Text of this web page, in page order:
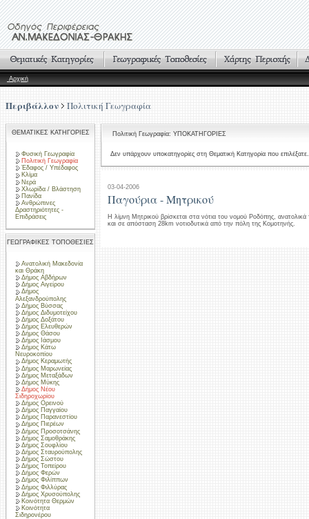
Αρχική
Περιβάλλον Πολιτική Γεωγραφία
ΘΕΜΑΤΙΚΕΣ ΚΑΤΗΓΟΡΙΕΣ
Φυσική Γεωγραφία
Πολιτική Γεωγραφία
Έδαφος / Υπέδαφος
Κλίμα
Νερά
Χλωρίδα / Βλάστηση
Πανίδα
Ανθρώπινες
Δραστηριότητες -
Επιδράσεις
ΓΕΩΓΡΑΦΙΚΕΣ ΤΟΠΟΘΕΣΙΕΣ
Ανατολική Μακεδονία
και Θράκη
Δήμος Αβδήρων
Δήμος Αιγείρου
Δήμος
Αλεξανδρούπολης
Δήμος Βύσσας
Δήμος Διδυμοτείχου
Δήμος Δοξάτου
Δήμος Ελευθερών
Δήμος Θάσου
Δήμος Ιάσμου
Δήμος Κάτω
Νευροκοπίου
Δήμος Κεραμωτής
Δήμος Μαρωνείας
Δήμος Μεταξάδων
Δήμος Μύκης
Δήμος Νέου
Σιδηροχωρίου
Δήμος Ορεινού
Δήμος Παγγαίου
Δήμος Παρανεστίου
Δήμος Πιερέων
Δήμος Προσοτσάνης
Δήμος Σαμοθράκης
Δήμος Σουφλίου
Δήμος Σταυρούπολης
Δήμος Σώστου
Δήμος Τοπείρου
Δήμος Φερών
Δήμος Φιλίππων
Δήμος Φιλλύρας
Δήμος Χρυσούπολης
Κοινότητα Θερμών
Κοινότητα
Σιδηρονέρου
Πολιτική Γεωγραφία: ΥΠΟΚΑΤΗΓΟΡΙΕΣ
Δεν υπάρχουν υποκατηγορίες στη Θεματική Κατηγορία που επιλέξατε.
03-04-2006
Παγούρια - Μητρικού
Η λίμνη Μητρικού βρίσκεται στα νότια του νομού Ροδόπης, ανατολικά
και σε απόσταση 28km νοτιοδυτικά από την πόλη της Κομοτηνής.